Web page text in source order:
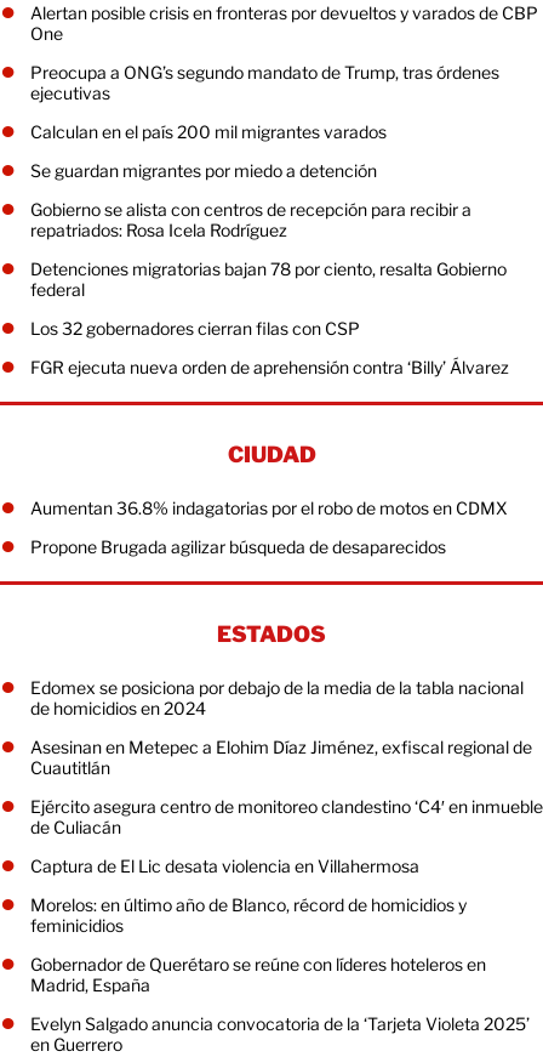
Alertan posible crisis en fronteras por devueltos y varados de CBP
One
Preocupa a ONG’s segundo mandato de Trump, tras órdenes
ejecutivas
Calculan en el país 200 mil migrantes varados
Se guardan migrantes por miedo a detención
Gobierno se alista con centros de recepción para recibir a
repatriados: Rosa Icela Rodríguez
Detenciones migratorias bajan 78 por ciento, resalta Gobierno
federal
Los 32 gobernadores cierran filas con CSP
FGR ejecuta nueva orden de aprehensión contra ‘Billy’ Álvarez
CIUDAD
Aumentan 36.8% indagatorias por el robo de motos en CDMX
Propone Brugada agilizar búsqueda de desaparecidos
ESTADOS
Edomex se posiciona por debajo de la media de la tabla nacional
de homicidios en 2024
Asesinan en Metepec a Elohim Díaz Jiménez, exfiscal regional de
Cuautitlán
Ejército asegura centro de monitoreo clandestino ‘C4′ en inmueble
de Culiacán
Captura de El Lic desata violencia en Villahermosa
Morelos: en último año de Blanco, récord de homicidios y
feminicidios
Gobernador de Querétaro se reúne con líderes hoteleros en
Madrid, España
Evelyn Salgado anuncia convocatoria de la ‘Tarjeta Violeta 2025’
en Guerrero